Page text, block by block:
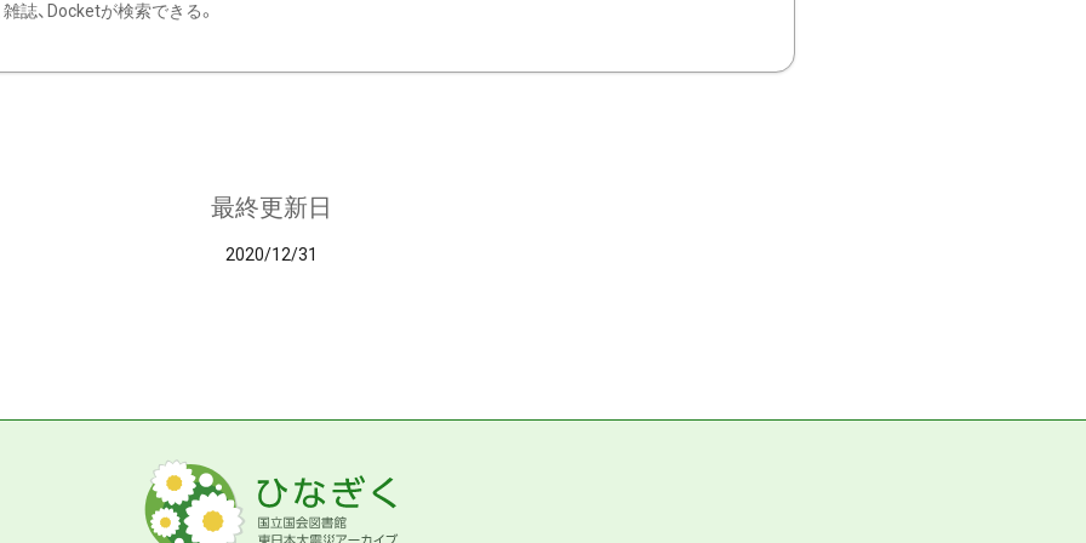
雑誌、Docketが検索できる。
最終更新日
2020/12/31